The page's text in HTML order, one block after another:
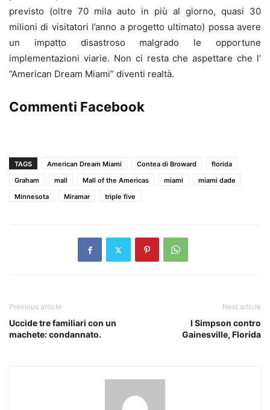
previsto (oltre 70 mila auto in più al giorno, quasi 30
milioni di visitatori l’anno a progetto ultimato) possa avere
un impatto disastroso malgrado le opportune
implementazioni viarie. Non ci resta che aspettare che l’
”American Dream Miami” diventi realtà.
Commenti Facebook
TAGS American Dream Miami Contea di Broward
florida
Graham
mall Mall of the Americas miami
miami dade
Minnesota
Miramar triple five
Previous article
Uccide tre familiari con un
machete: condannato.
Next article
I Simpson contro
Gainesville, Florida